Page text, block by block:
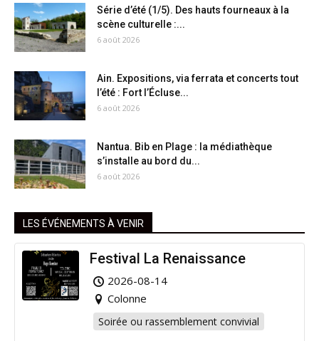
Série d’été (1/5). Des hauts fourneaux à la
scène culturelle :...
6 août 2026
Ain. Expositions, via ferrata et concerts tout
l’été : Fort l’Écluse...
6 août 2026
Nantua. Bib en Plage : la médiathèque
s’installe au bord du...
6 août 2026
LES ÉVÉNEMENTS À VENIR
Festival La Renaissance
2026-08-14
Colonne
Soirée ou rassemblement convivial